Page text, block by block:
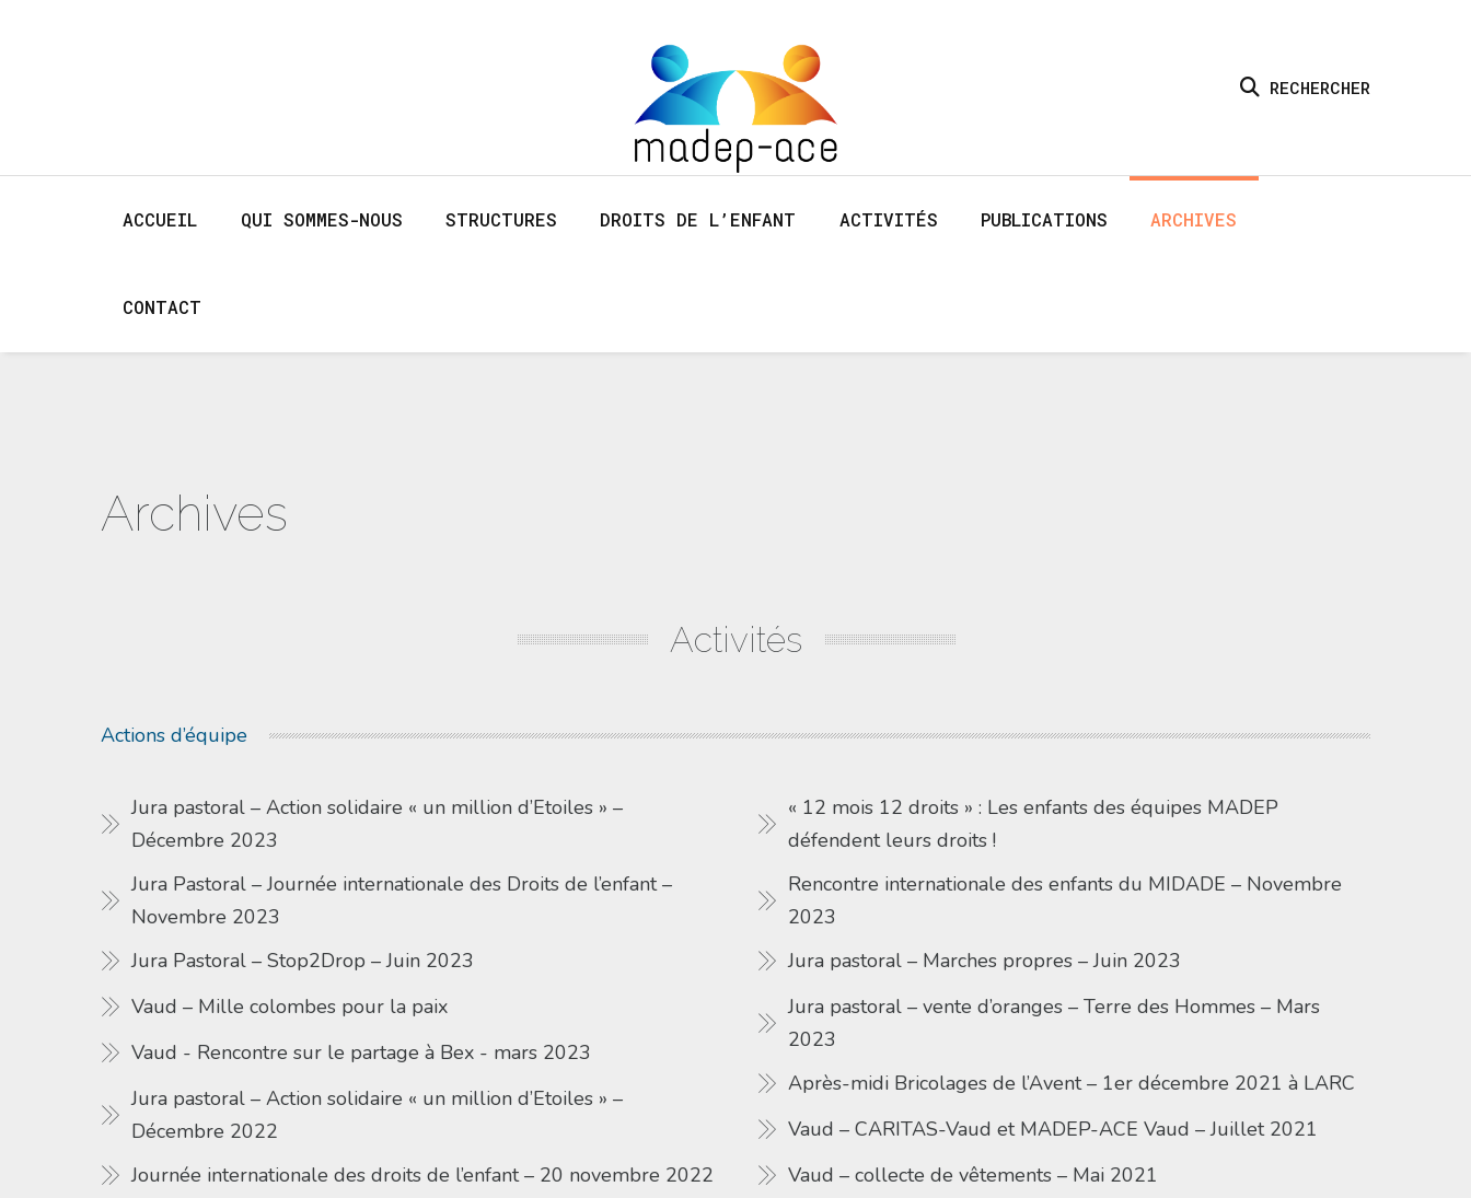
RECHERCHER
ACCUEIL QUI SOMMES-NOUS STRUCTURES DROITS DE L’ENFANT ACTIVITÉS PUBLICATIONS ARCHIVES
CONTACT
Archives
Activités
Actions d’équipe
Jura pastoral – Action solidaire « un million d’Etoiles » –
Décembre 2023
Jura Pastoral – Journée internationale des Droits de l’enfant –
Novembre 2023
Jura Pastoral – Stop2Drop – Juin 2023
Vaud – Mille colombes pour la paix
Vaud - Rencontre sur le partage à Bex - mars 2023
Jura pastoral – Action solidaire « un million d’Etoiles » –
Décembre 2022
Journée internationale des droits de l’enfant – 20 novembre 2022
« 12 mois 12 droits » : Les enfants des équipes MADEP
défendent leurs droits !
Rencontre internationale des enfants du MIDADE – Novembre
2023
Jura pastoral – Marches propres – Juin 2023
Jura pastoral – vente d’oranges – Terre des Hommes – Mars
2023
Après-midi Bricolages de l’Avent – 1er décembre 2021 à LARC
Vaud – CARITAS-Vaud et MADEP-ACE Vaud – Juillet 2021
Vaud – collecte de vêtements – Mai 2021